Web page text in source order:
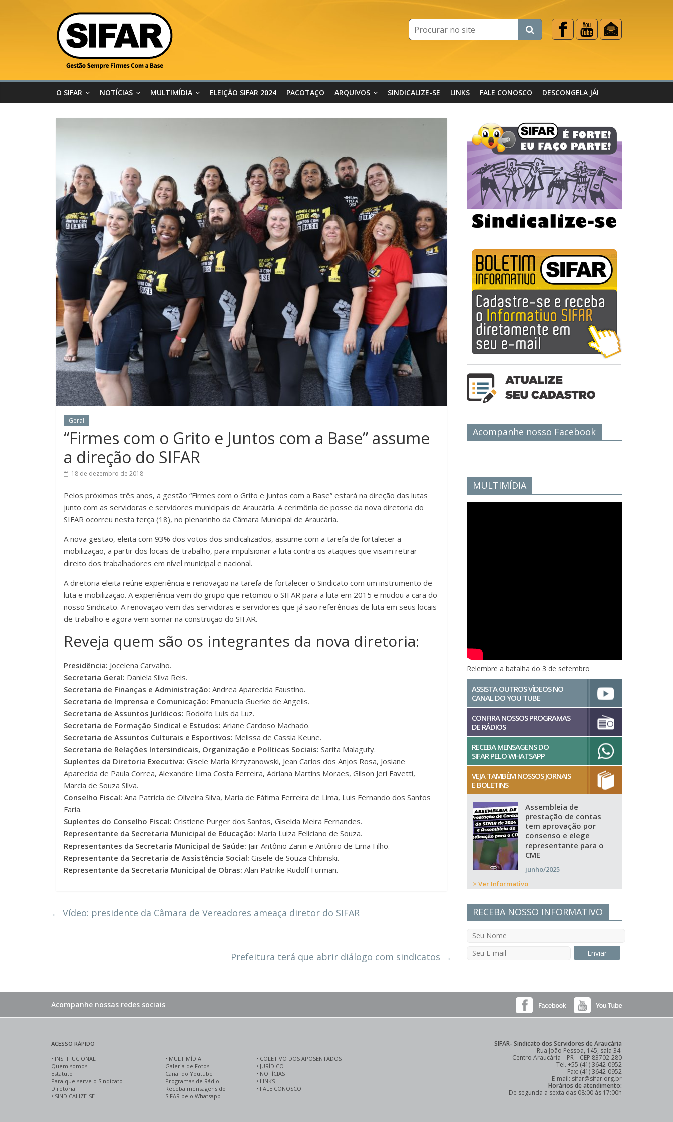
O SIFAR NOTÍCIAS MULTIMÍDIA ELEIÇÃO SIFAR 2024 PACOTAÇO ARQUIVOS SINDICALIZE-SE LINKS FALE CONOSCO DESCONGELA JÁ!
Geral
“Firmes com o Grito e Juntos com a Base” assume
a direção do SIFAR
18 de dezembro de 2018
Pelos próximos três anos, a gestão “Firmes com o Grito e Juntos com a Base” estará na direção das lutas
junto com as servidoras e servidores municipais de Araucária. A cerimônia de posse da nova diretoria do
SIFAR ocorreu nesta terça (18), no plenarinho da Câmara Municipal de Araucária.
A nova gestão, eleita com 93% dos votos dos sindicalizados, assume com a tarefa de fortalecer a
mobilização, a partir dos locais de trabalho, para impulsionar a luta contra os ataques que visam retirar
direito dos trabalhadores em nível municipal e nacional.
A diretoria eleita reúne experiência e renovação na tarefa de fortalecer o Sindicato com um instrumento de
luta e mobilização. A experiência vem do grupo que retomou o SIFAR para a luta em 2015 e mudou a cara do
nosso Sindicato. A renovação vem das servidoras e servidores que já são referências de luta em seus locais
de trabalho e agora vem somar na construção do SIFAR.
Reveja quem são os integrantes da nova diretoria:
Presidência: Jocelena Carvalho.
Secretaria Geral: Daniela Silva Reis.
Secretaria de Finanças e Administração: Andrea Aparecida Faustino.
Secretaria de Imprensa e Comunicação: Emanuela Guerke de Angelis.
Secretaria de Assuntos Jurídicos: Rodolfo Luis da Luz.
Secretaria de Formação Sindical e Estudos: Ariane Cardoso Machado.
Secretaria de Assuntos Culturais e Esportivos: Melissa de Cassia Keune.
Secretaria de Relações Intersindicais, Organização e Políticas Sociais: Sarita Malaguty.
Suplentes da Diretoria Executiva: Gisele Maria Krzyzanowski, Jean Carlos dos Anjos Rosa, Josiane
Aparecida de Paula Correa, Alexandre Lima Costa Ferreira, Adriana Martins Moraes, Gilson Jeri Favetti,
Marcia de Souza Silva.
Conselho Fiscal: Ana Patricia de Oliveira Silva, Maria de Fátima Ferreira de Lima, Luis Fernando dos Santos
Faria.
Suplentes do Conselho Fiscal: Cristiene Purger dos Santos, Giselda Meira Fernandes.
Representante da Secretaria Municipal de Educação: Maria Luiza Feliciano de Souza.
Representantes da Secretaria Municipal de Saúde: Jair Antônio Zanin e Antônio de Lima Filho.
Representante da Secretaria de Assistência Social: Gisele de Souza Chibinski.
Representante da Secretaria Municipal de Obras: Alan Patrike Rudolf Furman.
← Vídeo: presidente da Câmara de Vereadores ameaça diretor do SIFAR
Prefeitura terá que abrir diálogo com sindicatos →
Acompanhe nosso Facebook
MULTIMÍDIA
Relembre a batalha do 3 de setembro
ASSISTA OUTROS VÍDEOS NO
CANAL DO YOU TUBE
CONFIRA NOSSOS PROGRAMAS
DE RÁDIOS
RECEBA MENSAGENS DO
SIFAR PELO WHATSAPP
VEJA TAMBÉM NOSSOS JORNAIS
E BOLETINS
Assembleia de
prestação de contas
tem aprovação por
consenso e elege
representante para o
CME
junho/2025
> Ver Informativo
RECEBA NOSSO INFORMATIVO
Acompanhe nossas redes sociais
ACESSO RÁPIDO
• INSTITUCIONAL
Quem somos
Estatuto
Para que serve o Sindicato
Diretoria
• SINDICALIZE-SE
• MULTIMÍDIA
Galeria de Fotos
Canal do Youtube
Programas de Rádio
Receba mensagens do
SIFAR pelo Whatsapp
• COLETIVO DOS APOSENTADOS
• JURÍDICO
• NOTÍCIAS
• LINKS
• FALE CONOSCO
SIFAR- Sindicato dos Servidores de Araucária
Rua João Pessoa, 145, sala 34.
Centro Araucária – PR – CEP 83702-280
Tel. +55 (41) 3642-0952
Fax: (41) 3642-0952
E-mail: sifar@sifar.org.br
Horários de atendimento:
De segunda a sexta das 08:00 às 17:00h